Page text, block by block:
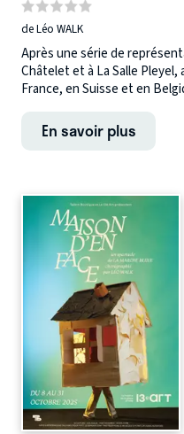
de Léo WALK
Après une série de
Châtelet et à La Salle
France, en Suisse et en
En savoir plus